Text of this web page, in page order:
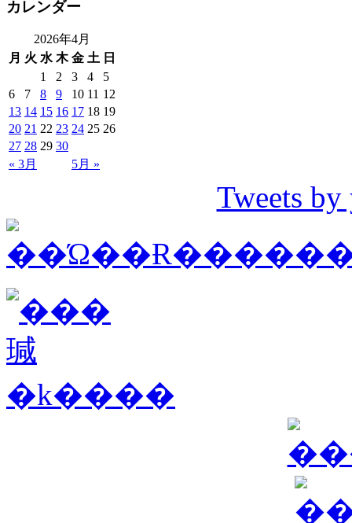
カレンダー
2026年4月
月 火 水 木 金 土 日
« 3月 5月 »
1 2 3 4
5
6
7 8 9 10 11 12
13 14 15 16 17 18 19
20 21 22 23 24 25 26
27 28 29 30
Tweets